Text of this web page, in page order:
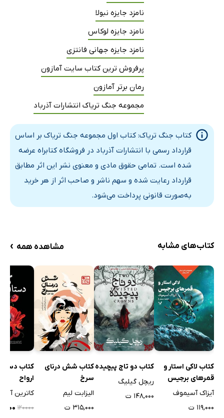
نامزد جایزه نبولا
نامزد جایزه لوکاس
نامزد جایزه جهانی فانتزی
پرفروش ترین کتاب سایت آمازون
رمان برتر آمازون
مجموعه جنگ تریاک انتشارات آذرباد
کتاب جنگ تریاک: کتاب اول مجموعه جنگ تریاک بر اساس
قرارداد رسمی با انتشارات آذرباد در فروشگاه کتابراه عرضه
شده است. تمامی حقوق مادی و معنوی نشر این اثر مطابق
قرارداد رعایت شده و سهم ناشر و صاحب اثر از هر خرید
به‌صورت قانونی پرداخت می‌شود.
کتاب‌های مشابه مشاهده همه ›
کتاب لاکی استار و
قمرهای برجیس
آیزاک آسیموف
۱۱۹,۰۰۰ ت
کتاب دو تاج پیچیده
ریچل گیلیگ
۱۴۸,۰۰۰ ت
کتاب شش درنای
سرخ
الیزابت لیم
۳۱۵,۰۰۰ ت
کتاب
ارواح
کاترین
۱۲۰۰۰۰